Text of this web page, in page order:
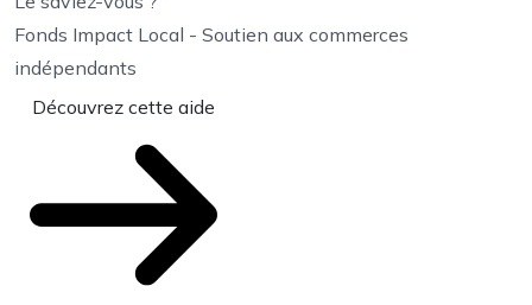
Fonds Impact Local - Soutien aux commerces
indépendants
Découvrez cette aide